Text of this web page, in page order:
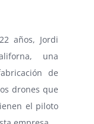
años, Jordi
una
de
drones que
el piloto